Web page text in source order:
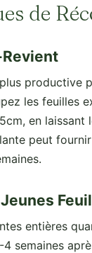
de
productive
les feuilles
en laissant
peut
entières
semaines